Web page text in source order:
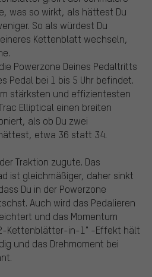
was so wirkt, als hättest Du
So als würdest Du
Kettenblatt wechseln,
Powerzone Deines Pedaltritts
Pedal bei 1 bis 5 Uhr befindet.
stärksten und effizientesten
Elliptical einen breiten
als ob Du zwei
etwa 36 statt 34.
Traktion zugute. Das
ist gleichmäßiger, daher sinkt
Du in der Powerzone
Auch wird das Pedalieren
und das Momentum
Kettenblätter-in-1" -Effekt hält
und das Drehmoment bei